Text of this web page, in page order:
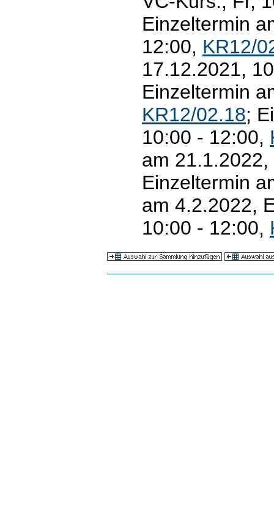
Einzeltermin
12:00, KR12/
17.12.2021,
Einzeltermin
KR12/02.18;
10:00 - 12:00,
am
Einzeltermin
am 4.2.2022,
10:00 - 12:00,